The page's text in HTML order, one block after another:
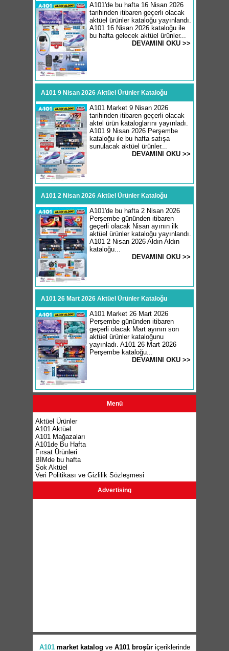
A101'de bu hafta 16 Nisan 2026
tarihinden itibaren geçerli olacak
aktüel ürünler kataloğu yayınlandı.
A101 16 Nisan 2026 kataloğu ile
bu hafta gelecek aktüel ürünler...
DEVAMINI OKU >>
A101 9 Nisan 2026 Aktüel Ürünler Kataloğu
A101 Market 9 Nisan 2026
tarihinden itibaren geçerli olacak
aktel ürün kataloglarını yayınladı.
A101 9 Nisan 2026 Perşembe
kataloğu ile bu hafta satışa
sunulacak aktüel ürünler...
DEVAMINI OKU >>
A101 2 Nisan 2026 Aktüel Ürünler Kataloğu
A101'de bu hafta 2 Nisan 2026
Perşembe gününden itibaren
geçerli olacak Nisan ayının ilk
aktüel ürünler kataloğu yayınlandı.
A101 2 Nisan 2026 Aldın Aldın
kataloğu...
DEVAMINI OKU >>
A101 26 Mart 2026 Aktüel Ürünler Kataloğu
A101 Market 26 Mart 2026
Perşembe gününden itibaren
geçerli olacak Mart ayının son
aktüel ürünler kataloğunu
yayınladı. A101 26 Mart 2026
Perşembe kataloğu...
DEVAMINI OKU >>
Menü
Aktüel Ürünler
A101 Aktüel
A101 Mağazaları
A101de Bu Hafta
Fırsat Ürünleri
BİMde bu hafta
Şok Aktüel
Veri Politikası ve Gizlilik Sözleşmesi
Advertising
A101 market katalog ve A101 broşüriçeriklerinde